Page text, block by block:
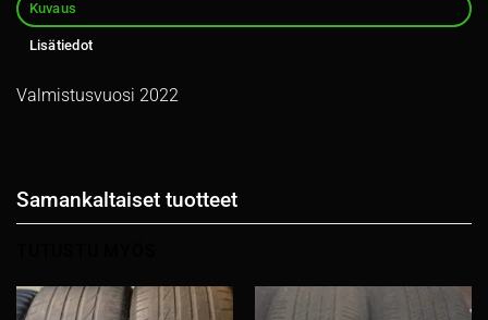
Kuvaus
Lisätiedot
Valmistusvuosi 2022
Samankaltaiset tuotteet